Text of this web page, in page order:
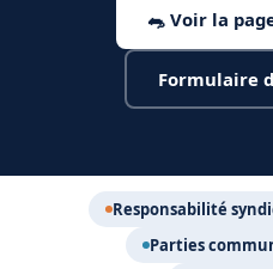
🐀 Voir la
Formulaire
Responsabilité
Parties